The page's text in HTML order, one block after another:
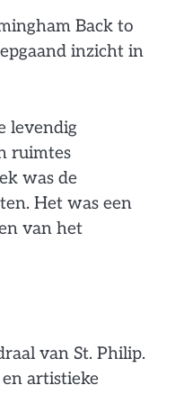
Back to
inzicht in
levendig
ruimtes
was de
Het was een
van het
van St. Philip.
artistieke